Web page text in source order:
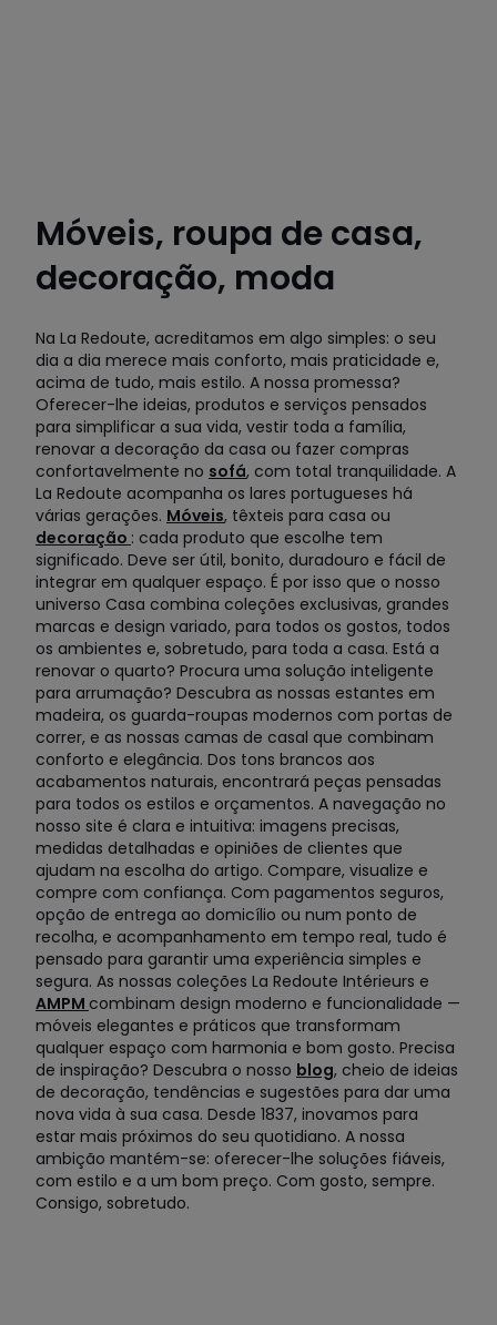
Móveis, roupa de casa,
decoração, moda
Na La Redoute, acreditamos em algo simples: o seu
dia a dia merece mais conforto, mais praticidade e,
acima de tudo, mais estilo. A nossa promessa?
Oferecer-lhe ideias, produtos e serviços pensados
para simplificar a sua vida, vestir toda a família,
renovar a decoração da casa ou fazer compras
confortavelmente no sofá, com total tranquilidade. A
La Redoute acompanha os lares portugueses há
várias gerações. Móveis, têxteis para casa ou
decoração : cada produto que escolhe tem
significado. Deve ser útil, bonito, duradouro e fácil de
integrar em qualquer espaço. É por isso que o nosso
universo Casa combina coleções exclusivas, grandes
marcas e design variado, para todos os gostos, todos
os ambientes e, sobretudo, para toda a casa. Está a
renovar o quarto? Procura uma solução inteligente
para arrumação? Descubra as nossas estantes em
madeira, os guarda-roupas modernos com portas de
correr, e as nossas camas de casal que combinam
conforto e elegância. Dos tons brancos aos
acabamentos naturais, encontrará peças pensadas
para todos os estilos e orçamentos. A navegação no
nosso site é clara e intuitiva: imagens precisas,
medidas detalhadas e opiniões de clientes que
ajudam na escolha do artigo. Compare, visualize e
compre com confiança. Com pagamentos seguros,
opção de entrega ao domicílio ou num ponto de
recolha, e acompanhamento em tempo real, tudo é
pensado para garantir uma experiência simples e
segura. As nossas coleções La Redoute Intérieurs e
AMPM combinam design moderno e funcionalidade —
móveis elegantes e práticos que transformam
qualquer espaço com harmonia e bom gosto. Precisa
de inspiração? Descubra o nosso blog, cheio de ideias
de decoração, tendências e sugestões para dar uma
nova vida à sua casa. Desde 1837, inovamos para
estar mais próximos do seu quotidiano. A nossa
ambição mantém-se: oferecer-lhe soluções fiáveis,
com estilo e a um bom preço. Com gosto, sempre.
Consigo, sobretudo.